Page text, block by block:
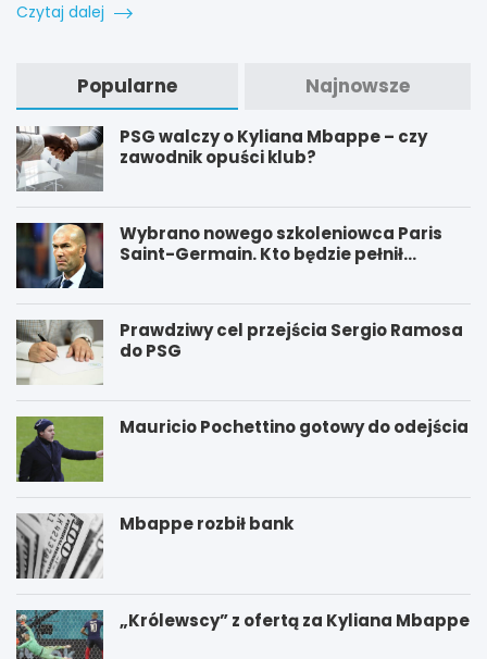
Czytaj dalej
Popularne Najnowsze
PSG walczy o Kyliana Mbappe – czy
zawodnik opuści klub?
Wybrano nowego szkoleniowca Paris
Saint-Germain. Kto będzie pełnił
Prawdziwy cel przejścia Sergio Ramosa
do PSG
Mauricio Pochettino gotowy do odejścia
Mbappe rozbił bank
„Królewscy” z ofertą za Kyliana Mbappe